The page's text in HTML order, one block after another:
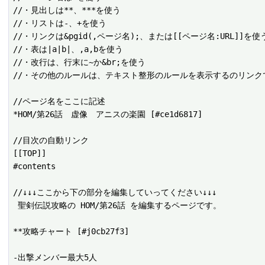
//・見出しは**、***を使う
//・リストは-、+を使う
//・リンクは&pgid(,ページ名);、または[[ページ名:URL]]を使
//・表は|a|b|、,a,bを使う
//・改行は、行末に~か&br;を使う
//・その他のルールは、テキスト整形のルールを表示するのリンク
//ページ名をここに記述
*HOM/第26話　虚像　アニスの楽園 [#ce1d6817]
//目次の自動リンク
[[TOP]]
#contents
//↓↓↓ここから下の部分を編集していってください↓↓↓
聖剣伝説攻略の HOM/第26話 を編集するページです。
**攻略チャート [#j0cb27f3]
-出撃メンバー最大5人